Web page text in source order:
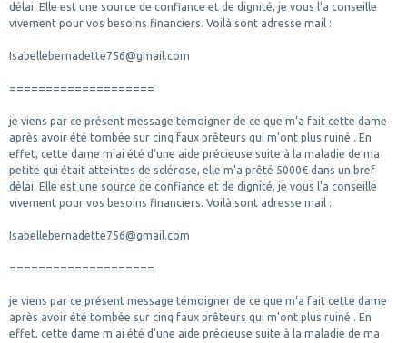
délai. Elle est une source de confiance et de dignité, je vous l'a conseille
vivement pour vos besoins financiers. Voilà sont adresse mail :
Isabellebernadette756@gmail.com
====================
je viens par ce présent message témoigner de ce que m’a fait cette dame
après avoir été tombée sur cinq faux prêteurs qui m'ont plus ruiné . En
effet, cette dame m'ai été d'une aide précieuse suite à la maladie de ma
petite qui était atteintes de sclérose, elle m'a prêté 5000€ dans un bref
délai. Elle est une source de confiance et de dignité, je vous l'a conseille
vivement pour vos besoins financiers. Voilà sont adresse mail :
Isabellebernadette756@gmail.com
====================
je viens par ce présent message témoigner de ce que m’a fait cette dame
après avoir été tombée sur cinq faux prêteurs qui m'ont plus ruiné . En
effet, cette dame m'ai été d'une aide précieuse suite à la maladie de ma